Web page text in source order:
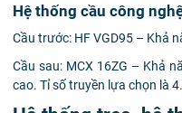
Hệ thống cầu công
Cầu trước: HF VGD95 – Khả
Cầu sau: MCX 16ZG – Khả
cao. Tỉ số truyền lựa chọn là